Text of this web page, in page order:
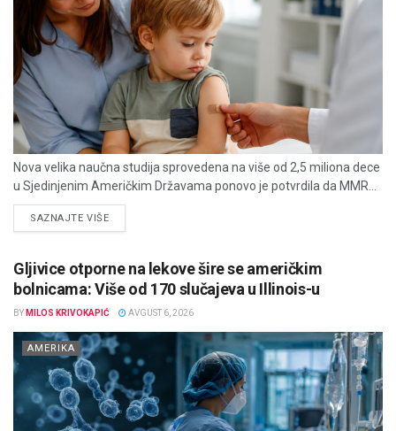
Nova velika naučna studija sprovedena na više od 2,5 miliona dece
u Sjedinjenim Američkim Državama ponovo je potvrdila da MMR...
SAZNAJTE VIŠEDETAILS
Gljivice otporne na lekove šire se američkim
bolnicama: Više od 170 slučajeva u Illinois-u
BY MILOS KRIVOKAPIĆ AVGUST 6, 2026
AMERIKA